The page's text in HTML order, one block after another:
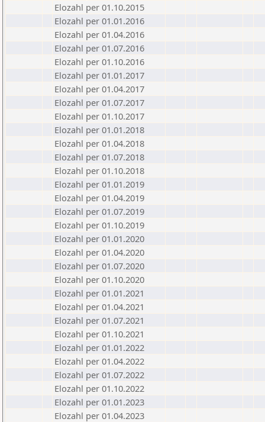
Elozahl per 01.10.2015
Elozahl per 01.01.2016
Elozahl per 01.04.2016
Elozahl per 01.07.2016
Elozahl per 01.10.2016
Elozahl per 01.01.2017
Elozahl per 01.04.2017
Elozahl per 01.07.2017
Elozahl per 01.10.2017
Elozahl per 01.01.2018
Elozahl per 01.04.2018
Elozahl per 01.07.2018
Elozahl per 01.10.2018
Elozahl per 01.01.2019
Elozahl per 01.04.2019
Elozahl per 01.07.2019
Elozahl per 01.10.2019
Elozahl per 01.01.2020
Elozahl per 01.04.2020
Elozahl per 01.07.2020
Elozahl per 01.10.2020
Elozahl per 01.01.2021
Elozahl per 01.04.2021
Elozahl per 01.07.2021
Elozahl per 01.10.2021
Elozahl per 01.01.2022
Elozahl per 01.04.2022
Elozahl per 01.07.2022
Elozahl per 01.10.2022
Elozahl per 01.01.2023
Elozahl per 01.04.2023